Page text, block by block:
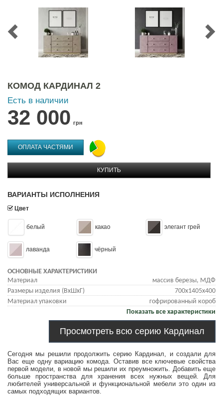
КОМОД КАРДИНАЛ 2
Есть в наличии
32 000 грн
ОПЛАТА ЧАСТЯМИ
КУПИТЬ
ВАРИАНТЫ ИСПОЛНЕНИЯ
Цвет
белый какао элегант грей
лаванда чёрный
ОСНОВНЫЕ ХАРАКТЕРИСТИКИ
Материал
массив березы, МДФ
Размеры изделия (ВхШхГ)
700х1405х400
Материал упаковки
гофрированный короб
Показать все характеристики
Просмотреть всю серию Кардинал
Сегодня мы решили продолжить серию Кардинал, и создали для
Вас еще одну вариацию комода. Оставив все ключевые свойства
первой модели, в новой мы решили их преумножить. Добавить еще
больше пространства для хранения всех нужных вещей. Для
любителей универсальной и функциональной мебели это один из
самых подходящих вариантов.